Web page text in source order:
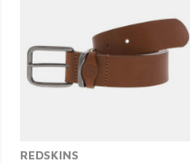
REDSKINS